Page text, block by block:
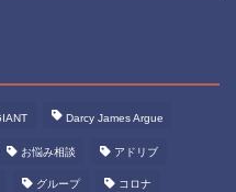
Darcy James Argue
お悩み相談 アドリブ
グループ コロナ